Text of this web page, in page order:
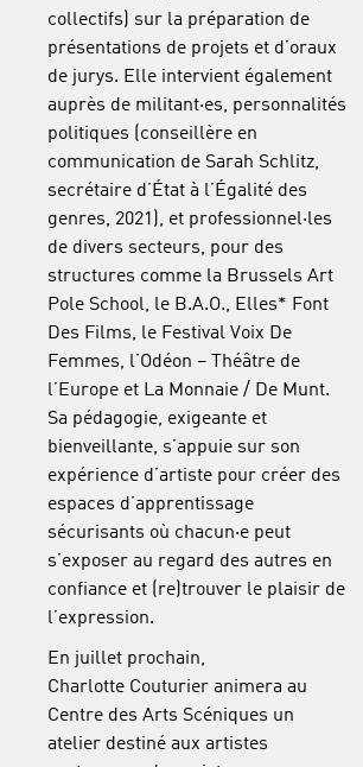
collectifs) sur la préparation de
présentations de projets et d’oraux
de jurys. Elle intervient également
auprès de militant·es, personnalités
politiques (conseillère en
communication de Sarah Schlitz,
secrétaire d’État à l’Égalité des
genres, 2021), et professionnel·les
de divers secteurs, pour des
structures comme la Brussels Art
Pole School, le B.A.O., Elles* Font
Des Films, le Festival Voix De
Femmes, l’Odéon – Théâtre de
l’Europe et La Monnaie / De Munt.
Sa pédagogie, exigeante et
bienveillante, s’appuie sur son
expérience d’artiste pour créer des
espaces d’apprentissage
sécurisants où chacun·e peut
s’exposer au regard des autres en
confiance et (re)trouver le plaisir de
l’expression.
En juillet prochain,
Charlotte Couturier animera au
Centre des Arts Scéniques un
atelier destiné aux artistes